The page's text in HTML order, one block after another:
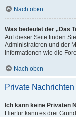
Nach oben
Was bedeutet der „Das
Auf dieser Seite finden
Administratoren und der
Informationen wie die
Nach oben
Private Nachrichten
Ich kann keine Privaten
Hierfür kann es drei